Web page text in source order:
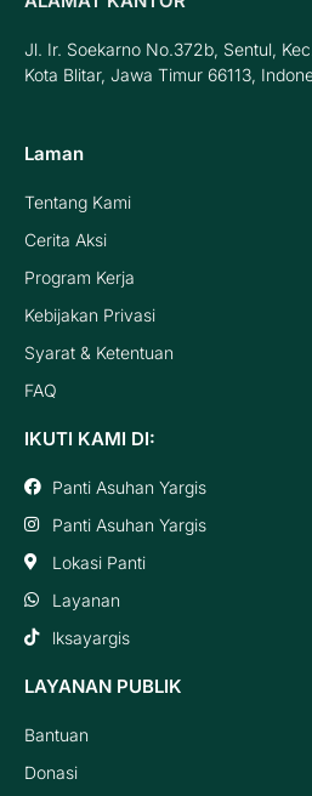
Jl. Ir. Soekarno No.372b, Sentul,
Kota Blitar, Jawa Timur 66113,
Laman
Tentang Kami
Cerita Aksi
Program Kerja
Kebijakan Privasi
Syarat & Ketentuan
FAQ
IKUTI KAMI DI:
Panti Asuhan Yargis
Panti Asuhan Yargis
Lokasi Panti
Layanan
lksayargis
LAYANAN PUBLIK
Bantuan
Donasi